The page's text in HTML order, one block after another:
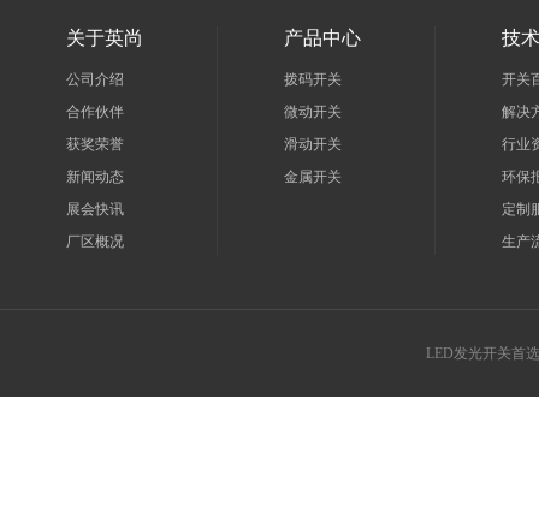
关于英尚
公司介绍
合作伙伴
获奖荣誉
新闻动态
展会快讯
厂区概况
产品中心
拨码开关
微动开关
滑动开关
金属开关
技
开关
解决
行业
环保
定制
生产
LED发光开关首